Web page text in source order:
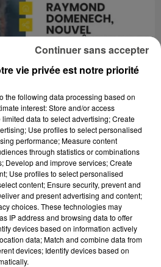
DOMENECH EST LE
DU FC...
la nouvelle ce samedi
vie privée est notre priorité
the following data processing based on
interest: Store and/or access
data to select advertising; Create
Use profiles to select personalised
performance; Measure content
through statistics or combinations
Develop and improve services; Create
Use profiles to select personalised
content; Ensure security, prevent and
and present advertising and content;
choices. These technologies may
IP address and browsing data to offer
devices based on information actively
data; Match and combine data from
devices; Identify devices based on
Continuer sans accepter